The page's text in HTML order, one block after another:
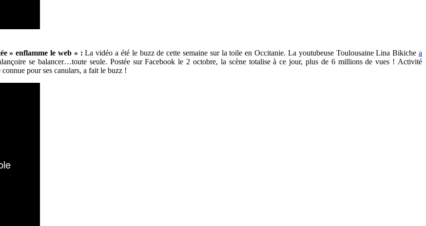
» enflamme le web » : La vidéo a été le buzz de cette semaine sur la toile en Occitanie. La youtubeuse Toulousaine Lina Bikichea
se balancer…toute seule. Postée sur Facebook le 2 octobre, la scène totalise à ce jour, plus de 6 millions de vues ! Activité
pour ses canulars, a fait le buzz !